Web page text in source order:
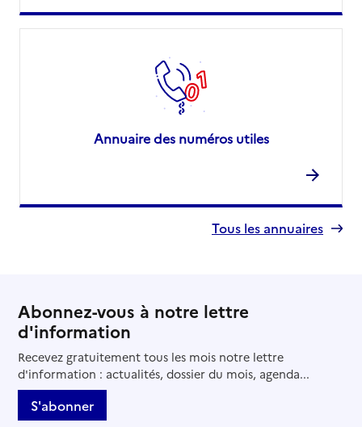
Annuaire des numéros utiles
Tous les annuaires
Abonnez-vous à notre lettre
d'information
Recevez gratuitement tous les mois notre lettre
d'information : actualités, dossier du mois, agenda...
S'abonner